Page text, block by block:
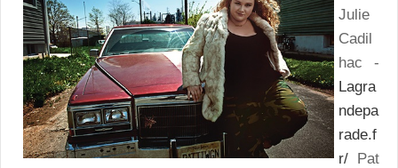
Julie
Cadil
hac -
Lagra
ndepa
rade.f
r/ Pat